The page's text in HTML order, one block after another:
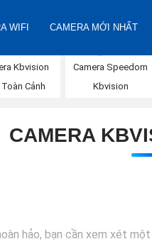
WIFI CAMERA MỚI NHẤT
Kbvision
Toàn Cảnh
Camera Speedom
Kbvision
CAMERA
hảo, bạn cần xem xét